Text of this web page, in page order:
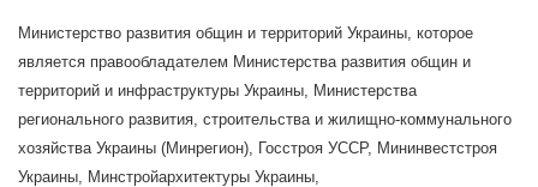
Министерство развития общин и территорий Украины, которое
является правообладателем Министерства развития общин и
территорий и инфраструктуры Украины, Министерства
регионального развития, строительства и жилищно-коммунального
хозяйства Украины (Минрегион), Госстроя УССР, Мининвестстроя
Украины, Минстройархитектуры Украины,